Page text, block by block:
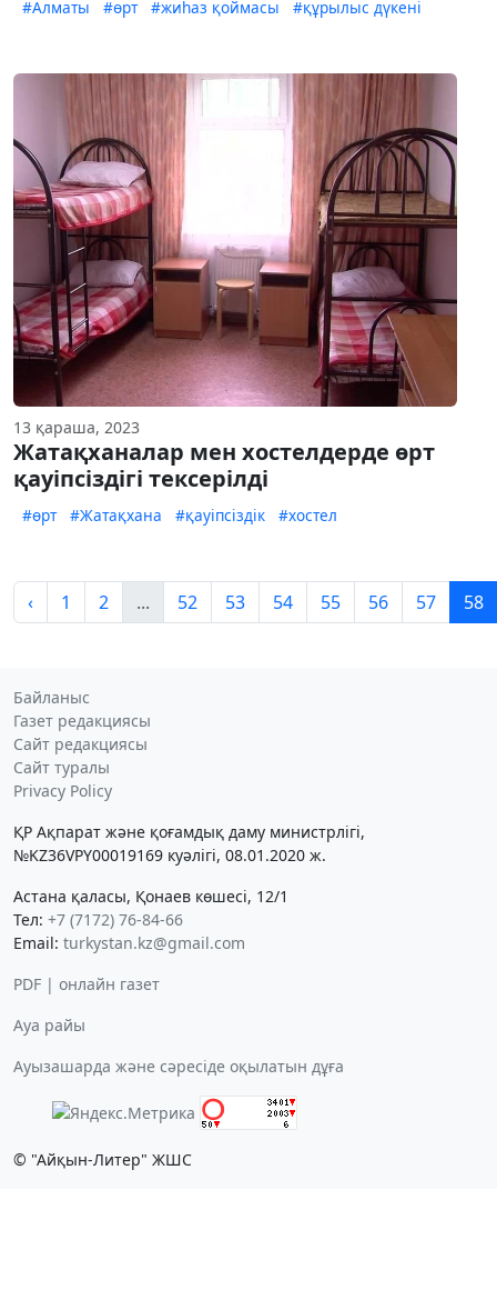
#Алматы #өрт #жиһаз қоймасы #құрылыс дүкені
13 қараша, 2023
Жатақханалар мен хостелдерде өрт
қауіпсіздігі тексерілді
#өрт #Жатақхана #қауіпсіздік #хостел
‹ 1 2 ... 52 53 54 55 56 57 58
Байланыс
Газет редакциясы
Сайт редакциясы
Сайт туралы
Privacy Policy
ҚР Ақпарат және қоғамдық даму министрлігі,
№KZ36VPY00019169 куәлігі, 08.01.2020 ж.
Астана қаласы, Қонаев көшесі, 12/1
Тел: +7 (7172) 76-84-66
Email: turkystan.kz@gmail.com
PDF | онлайн газет
Ауа райы
Ауызашарда және сәресіде оқылатын дұға
© "Айқын-Литер" ЖШС